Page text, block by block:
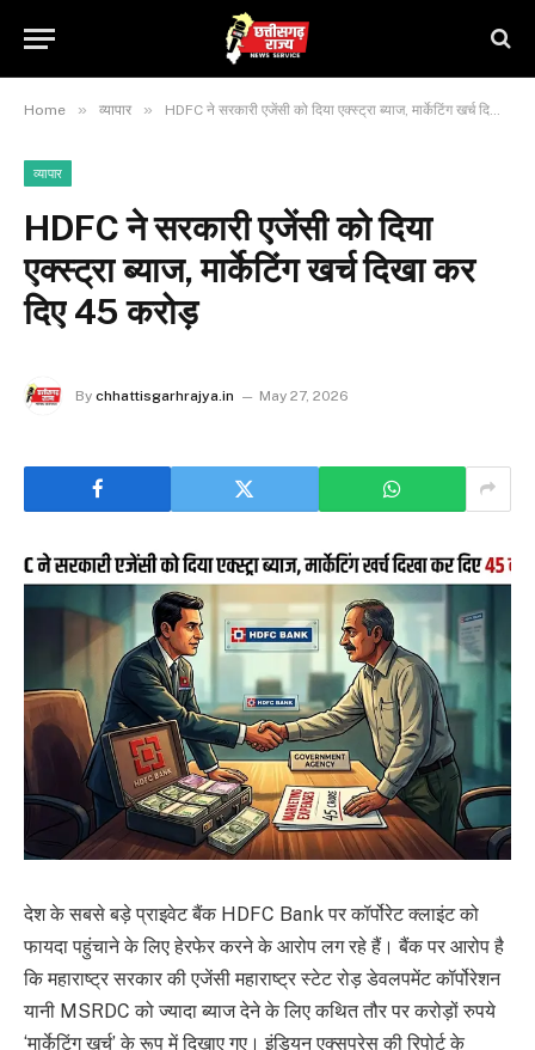
Home » व्यापार » HDFC ने सरकारी एजेंसी को दिया एक्स्ट्रा ब्याज, मार्केटिंग खर्च दिखा कर दिए 45 करोड़
व्यापार
HDFC ने सरकारी एजेंसी को दिया
एक्स्ट्रा ब्याज, मार्केटिंग खर्च दिखा कर
दिए 45 करोड़
By chhattisgarhrajya.in May 27, 2026
देश के सबसे बड़े प्राइवेट बैंक HDFC Bank पर कॉर्पोरेट क्लाइंट को
फायदा पहुंचाने के लिए हेरफेर करने के आरोप लग रहे हैं। बैंक पर आरोप है
कि महाराष्ट्र सरकार की एजेंसी महाराष्ट्र स्टेट रोड़ डेवलपमेंट कॉर्पोरेशन
यानी MSRDC को ज्यादा ब्याज देने के लिए कथित तौर पर करोड़ों रुपये
‘मार्केटिंग खर्च’ के रूप में दिखाए गए। इंडियन एक्सप्रेस की रिपोर्ट के